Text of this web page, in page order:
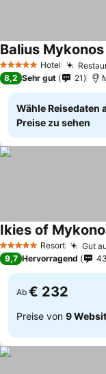
5 Sterne Hotel
Balius Mykonos
8,2 Sehr gut 21
Wähle Reisedaten
Preise zu sehen
5 Sterne Resort Gut
Ikies of
9,7 Hervorragend
Ab € 232
Preise von 9